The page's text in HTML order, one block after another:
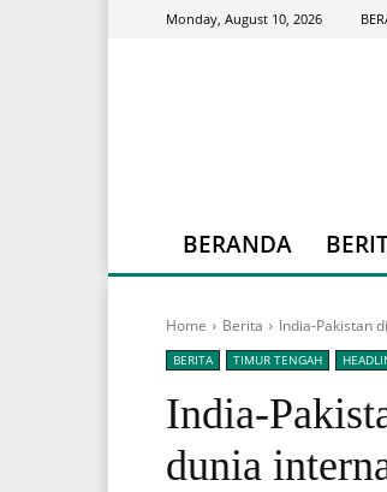
Monday, August 10, 2026
BERANDA
Home Berita India-Pakistan
BERITA TIMUR TENGAH
India-
dunia